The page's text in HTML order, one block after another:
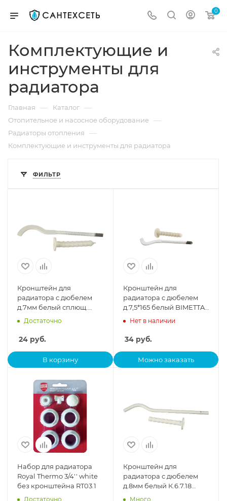
0
Комплектующие и
инструменты для
радиатора
Главная — Каталог —
Отопительное и насосное оборудование —
Радиаторы отопления —
Комплектующие и инструменты для радиатора
ФИЛЬТР
Кронштейн для
радиатора с дюбелем
д.7мм белый сплющ.
К.6.7.18ф 180х7мм
Достаточно
24 руб.
В корзину
Кронштейн для
радиатора с дюбелем
д.7,5*165 белый BIMETTA
10008
Нет в наличии
34руб.
Можно заказать
Набор для радиатора
Royal Thermo 3/4'' white
без кронштейна RT03.1
Достаточно
Кронштейн для
радиатора с дюбелем
д.8мм белый К.6.7.18
круглый 180х7мм
Много